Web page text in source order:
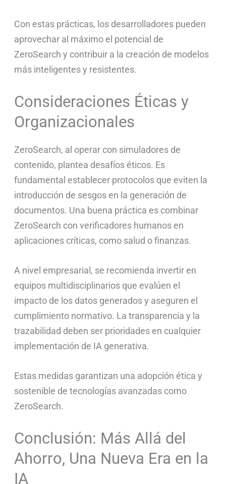
Con estas prácticas, los desarrolladores pueden
aprovechar al máximo el potencial de
ZeroSearch y contribuir a la creación de modelos
más inteligentes y resistentes.
Consideraciones Éticas y
Organizacionales
ZeroSearch, al operar con simuladores de
contenido, plantea desafíos éticos. Es
fundamental establecer protocolos que eviten la
introducción de sesgos en la generación de
documentos. Una buena práctica es combinar
ZeroSearch con verificadores humanos en
aplicaciones críticas, como salud o finanzas.
A nivel empresarial, se recomienda invertir en
equipos multidisciplinarios que evalúen el
impacto de los datos generados y aseguren el
cumplimiento normativo. La transparencia y la
trazabilidad deben ser prioridades en cualquier
implementación de IA generativa.
Estas medidas garantizan una adopción ética y
sostenible de tecnologías avanzadas como
ZeroSearch.
Conclusión: Más Allá del
Ahorro, Una Nueva Era en la
IA